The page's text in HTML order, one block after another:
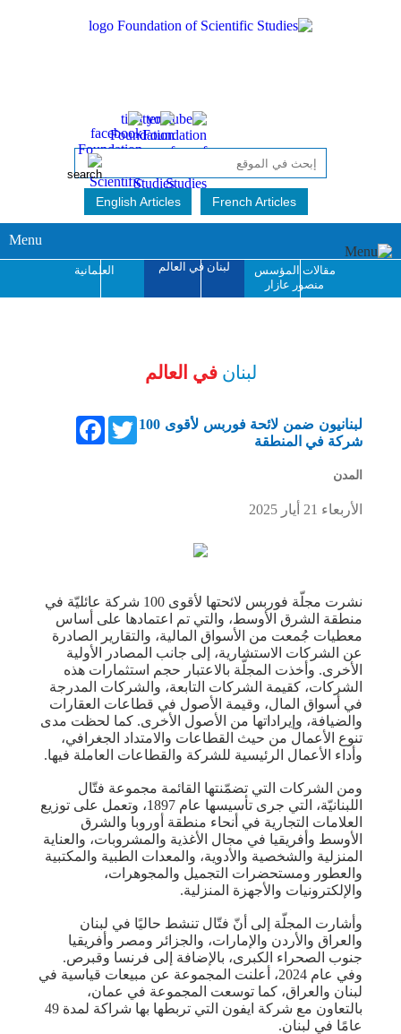
English Articles French Articles
Menu
مقالات المؤسس
منصور عازار
لبنان في العالم العلمانية
لبنان في العالم
FacebookTwitter لبنانيون ضمن لائحة فوربس لأقوى 100
شركة في المنطقة
المدن
الأربعاء 21 أيار 2025
نشرت مجلّة فوربس لائحتها لأقوى 100 شركة عائليّة في
منطقة الشرق الأوسط، والتي تم اعتمادها على أساس
معطيات جُمعت من الأسواق المالية، والتقارير الصادرة
عن الشركات الاستشارية، إلى جانب المصادر الأولية
الأخرى. وأخذت المجلّة بالاعتبار حجم استثمارات هذه
الشركات، كقيمة الشركات التابعة، والشركات المدرجة
في أسواق المال، وقيمة الأصول في قطاعات العقارات
والضيافة، وإيراداتها من الأصول الأخرى. كما لحظت مدى
تنوع الأعمال من حيث القطاعات والامتداد الجغرافي،
وأداء الأعمال الرئيسية للشركة والقطاعات العاملة فيها.
ومن الشركات التي تضمّنتها القائمة مجموعة فتّال
اللبنانيّة، التي جرى تأسيسها عام 1897، وتعمل على توزيع
العلامات التجارية في أنحاء منطقة أوروبا والشرق
الأوسط وأفريقيا في مجال الأغذية والمشروبات، والعناية
المنزلية والشخصية والأدوية، والمعدات الطبية والمكتبية
والعطور ومستحضرات التجميل والمجوهرات،
والإلكترونيات والأجهزة المنزلية.
وأشارت المجلّة إلى أنّ فتّال تنشط حاليًا في لبنان
والعراق والأردن والإمارات، والجزائر ومصر وأفريقيا
جنوب الصحراء الكبرى، بالإضافة إلى فرنسا وقبرص.
وفي عام 2024، أعلنت المجموعة عن مبيعات قياسية في
لبنان والعراق، كما توسعت المجموعة في عمان،
بالتعاون مع شركة ايفون التي تربطها بها شراكة لمدة 49
عامًا في لبنان.